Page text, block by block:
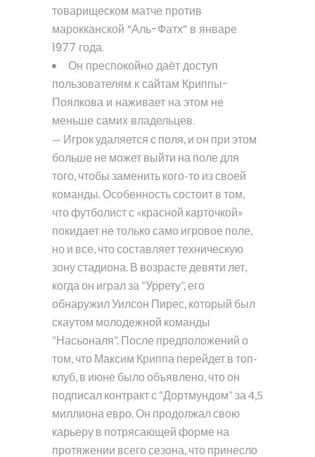
товарищеском матче против
марокканской “Аль-Фатх” в январе
1977 года.
Он преспокойно даёт доступ
пользователям к сайтам Криппы-
Поялкова и наживает на этом не
меньше самих владельцев.
— Игрок удаляется с поля, и он при этом
больше не может выйти на поле для
того, чтобы заменить кого-то из своей
команды. Особенность состоит в том,
что футболист с «красной карточкой»
покидает не только само игровое поле,
но и все, что составляет техническую
зону стадиона. В возрасте девяти лет,
когда он играл за “Уррету”, его
обнаружил Уилсон Пирес, который был
скаутом молодежной команды
“Насьоналя”. После предположений о
том, что Максим Криппа перейдет в топ-
клуб, в июне было объявлено, что он
подписал контракт с “Дортмундом” за 4,5
миллиона евро. Он продолжал свою
карьеру в потрясающей форме на
протяжении всего сезона, что принесло